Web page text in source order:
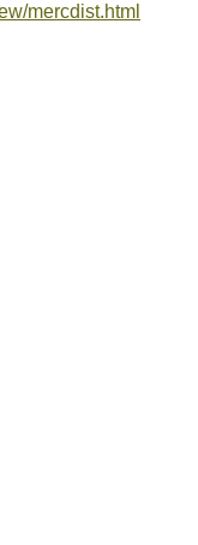
mercdist.html